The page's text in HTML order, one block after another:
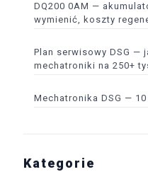
DQ200 0AM —
wymienić, koszty
Plan serwisowy DSG —
mechatroniki na 250+
Mechatronika DSG —
Kategorie